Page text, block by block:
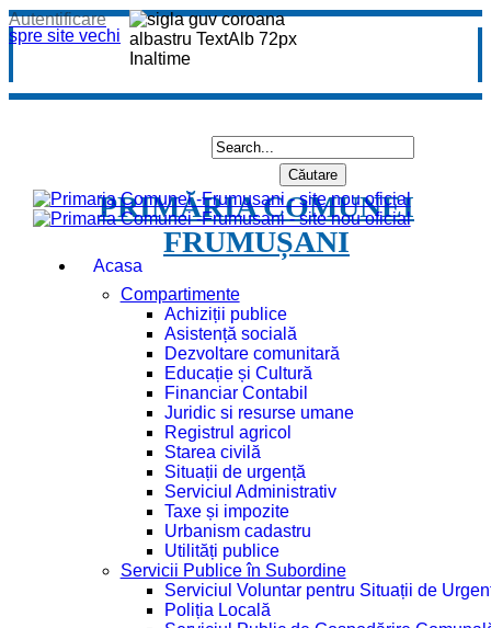
spre site vechi
Autentificare
PRIMĂRIA COMUNEI
FRUMUȘANI
Acasa
Compartimente
Achiziții publice
Asistență socială
Dezvoltare comunitară
Educație și Cultură
Financiar Contabil
Juridic si resurse umane
Registrul agricol
Starea civilă
Situații de urgență
Serviciul Administrativ
Taxe și impozite
Urbanism cadastru
Utilități publice
Servicii Publice în Subordine
Serviciul Voluntar pentru Situații de
Poliția Locală